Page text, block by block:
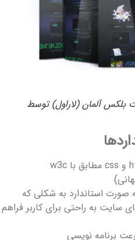
آلمان (لاراول) توسط
رعایت اصول کد نویسی html و css مطابق با w3c
صورت استاندارد به شکلی که
به راحتی برای کاربر فراهم
برنامه نویسی